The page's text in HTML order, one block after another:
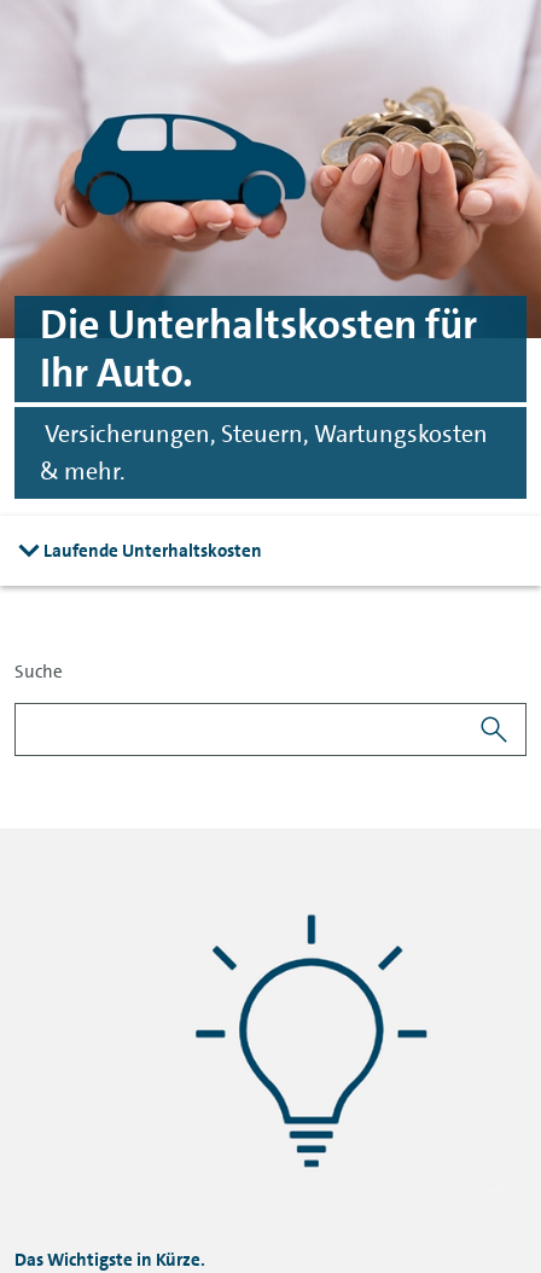
Zum Hauptinhalt springen
Zur Fußzeile springen
Die Unterhaltskosten für
Ihr Auto.
Versicherungen, Steuern, Wartungskosten
& mehr.
Laufende Unterhaltskosten
Suche
Das Wichtigste in Kürze.